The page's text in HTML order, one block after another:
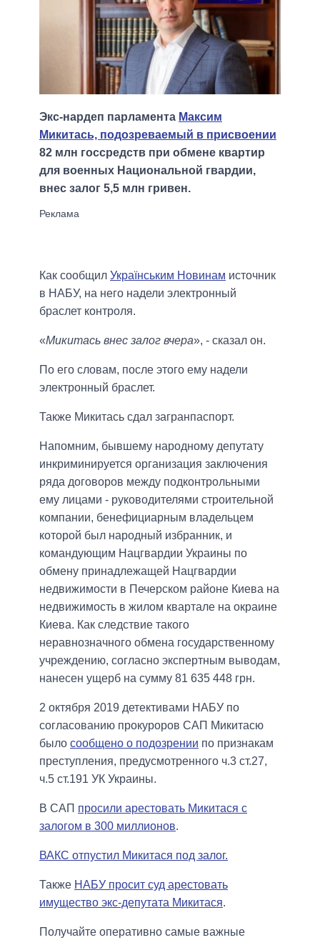
Экс-нардеп парламента Максим
Микитась, подозреваемый в присвоении
82 млн госсредств при обмене квартир
для военных Национальной гвардии,
внес залог 5,5 млн гривен.
Как сообщил Українським Новинам источник
в НАБУ, на него надели электронный
браслет контроля.
«Микитась внес залог вчера», - сказал он.
По его словам, после этого ему надели
электронный браслет.
Также Микитась сдал загранпаспорт.
Напомним, бывшему народному депутату
инкриминируется организация заключения
ряда договоров между подконтрольными
ему лицами - руководителями строительной
компании, бенефициарным владельцем
которой был народный избранник, и
командующим Нацгвардии Украины по
обмену принадлежащей Нацгвардии
недвижимости в Печерском районе Киева на
недвижимость в жилом квартале на окраине
Киева. Как следствие такого
неравнозначного обмена государственному
учреждению, согласно экспертным выводам,
нанесен ущерб на сумму 81 635 448 грн.
2 октября 2019 детективами НАБУ по
согласованию прокуроров САП Микитасю
было сообщено о подозрении по признакам
преступления, предусмотренного ч.3 ст.27,
ч.5 ст.191 УК Украины.
В САП просили арестовать Микитася с
залогом в 300 миллионов.
ВАКС отпустил Микитася под залог.
Также НАБУ просит суд арестовать
имущество экс-депутата Микитася.
Получайте оперативно самые важные